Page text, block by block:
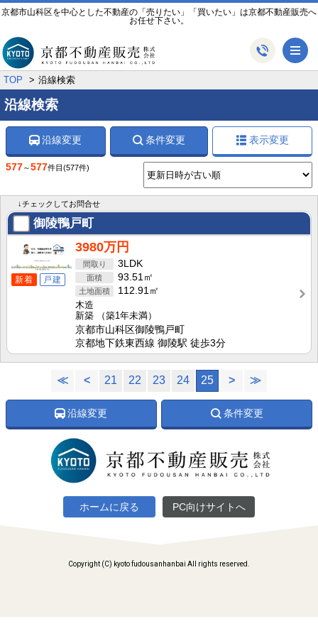
京都市山科区を中心とした不動産の「売りたい」「買いたい」は京都不動産販売へ
お任せ下さい。
TOP 沿線検索
沿線検索
沿線変更 条件変更 表示変更
577～577件目 (577件)
↓チェックしてお問合せ
御陵鴨戸町
新着 戸建
3980万円
3LDK
93.51㎡
112.91㎡
木造
新築
（築1年未満）
京都市山科区御陵鴨戸町
京都地下鉄東西線 御陵駅 徒歩3分
≪ < 21 22 23 24 25 > ≫
沿線変更 条件変更
ホームに戻る PC向けサイトへ
Copyright (C) kyoto fudousanhanbai All rights reserved.